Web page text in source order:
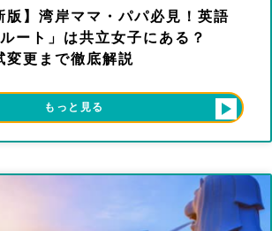
版】湾岸ママ・パパ必見！英語
ート」は共立女子にある？
変更まで徹底解説
もっと見る